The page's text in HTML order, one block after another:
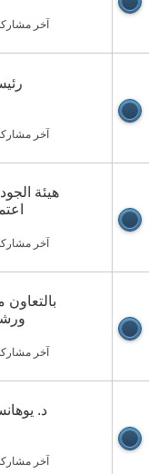
آخر مشاركة
آخر مشاركة
هيئة
آخر مشاركة
بالتعاون
آخر مشاركة
د.
آخر مشاركة